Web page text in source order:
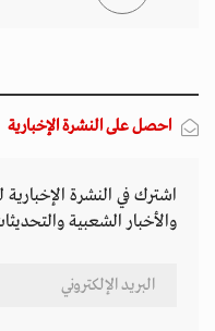
احصل على النشرة الإخبارية
اشترك في النشرة
والأخبار الشعبية